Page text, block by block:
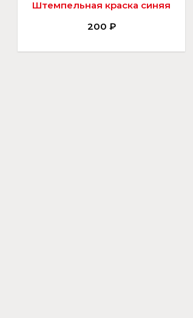
Штемпельная краска синяя
200 ₽